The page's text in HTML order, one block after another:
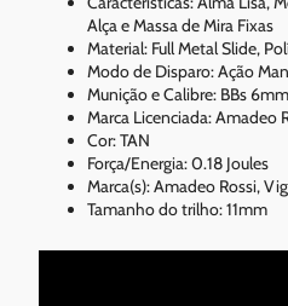
Alça e Massa de Mira Fixas
Material: Full Metal Slide,
Modo de Disparo: Ação
Munição e Calibre: BBs
Marca Licenciada: Amadeo
Cor: TAN
Força/Energia: 0.18 Joules
Marca(s): Amadeo Rossi,
Tamanho do trilho: 11mm